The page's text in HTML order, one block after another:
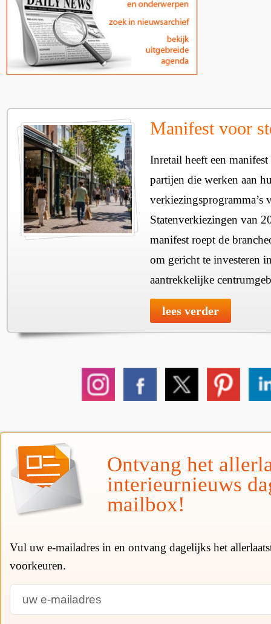
Manifest voor
Inretail heeft een
partijen die werken aan
verkiezingsprogramma’s
Statenverkiezingen van
manifest roept de
om gericht te investeren
aantrekkelijke
lees verder
Ontvang het
interieurnieuws
mailbox!
Vul uw e-mailadres in en ontvang dagelijks het
voorkeuren.